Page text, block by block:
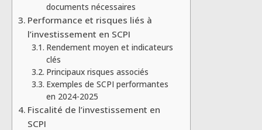
documents nécessaires
Performance et risques liés à
l’investissement en SCPI
Rendement moyen et indicateurs
clés
Principaux risques associés
Exemples de SCPI performantes
en 2024-2025
Fiscalité de l’investissement en
SCPI